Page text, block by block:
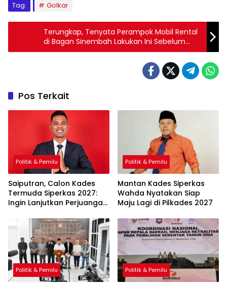
Tag: Golkar
Terungkap, Tenyata Perampok Mobil Rental
di Bagan Sinembah Lakukan Ini Sebelum
Beraksi
Pos Terkait
Politik & Pemilu
Saiputran, Calon Kades
Termuda Siperkas 2027:
Ingin Lanjutkan Perjuangan
Politik & Pemilu
Mantan Kades Siperkas
Wahda Nyatakan Siap
Maju Lagi di Pilkades 2027
Politik & Pemilu Politik & Pemilu